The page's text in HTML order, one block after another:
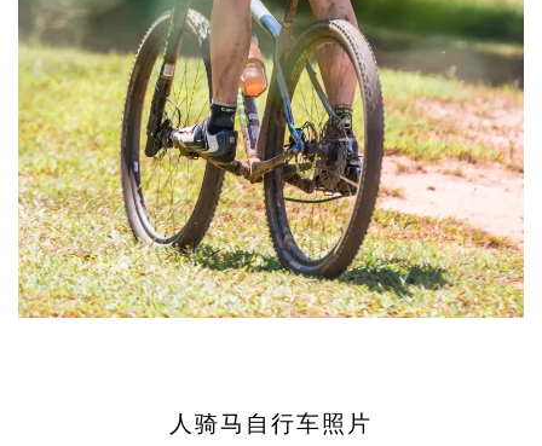
人骑马自行车照片